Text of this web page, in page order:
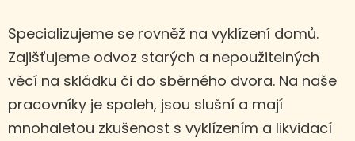
Specializujeme se rovněž na vyklízení domů.
Zajišťujeme odvoz starých a nepoužitelných
věcí na skládku či do sběrného dvora. Na naše
pracovníky je spoleh, jsou slušní a mají
mnohaletou zkušenost s vyklízením a likvidací